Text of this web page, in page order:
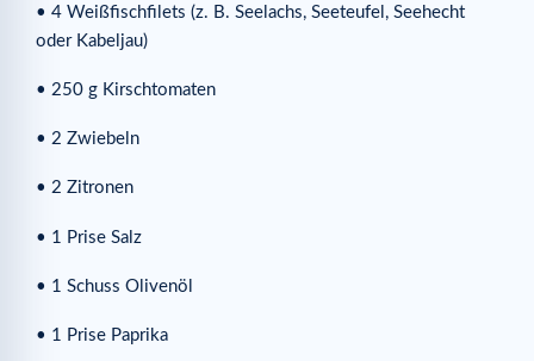
• 4 Weißfischfilets (z. B. Seelachs, Seeteufel, Seehecht
oder Kabeljau)
• 250 g Kirschtomaten
• 2 Zwiebeln
• 2 Zitronen
• 1 Prise Salz
• 1 Schuss Olivenöl
• 1 Prise Paprika